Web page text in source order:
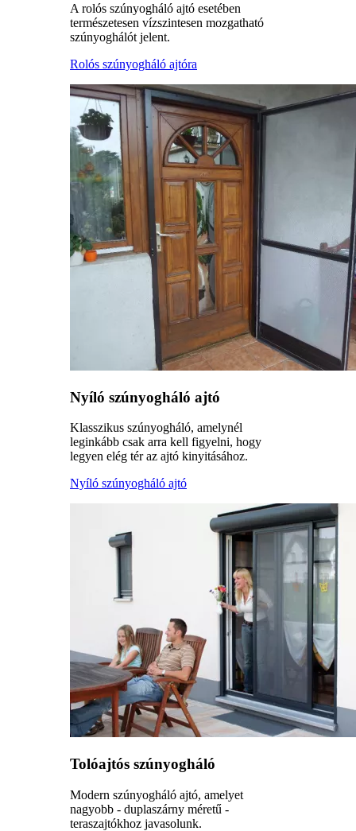
A rolós szúnyogháló ajtó esetében
természetesen vízszintesen mozgatható
szúnyoghálót jelent.
Rolós szúnyogháló ajtóra
Nyíló szúnyogháló ajtó
Klasszikus szúnyogháló, amelynél
leginkább csak arra kell figyelni, hogy
legyen elég tér az ajtó kinyitásához.
Nyíló szúnyogháló ajtó
Tolóajtós szúnyogháló
Modern szúnyogháló ajtó, amelyet
nagyobb - duplaszárny méretű -
teraszajtókhoz javasolunk.